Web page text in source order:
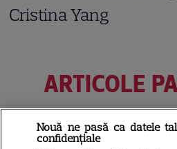
Cristina Yang
ARTICOLE
Nouă ne pasă ca datele
confidențiale